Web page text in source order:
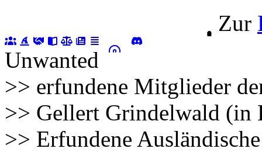
Zur
Unwanted
>> erfundene Mitglieder
>> Gellert Grindelwald (in
>> Erfundene